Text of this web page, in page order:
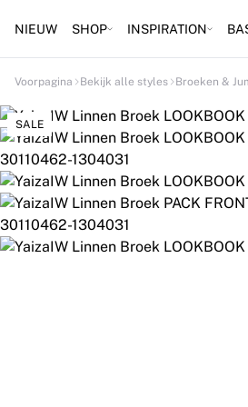
NIEUW SHOP INSPIRATION
Voorpagina Bekijk alle styles Broeken &
SALE